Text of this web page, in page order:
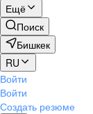
Ещё
Поиск
Бишкек
RU
Войти
Войти
Создать резюме